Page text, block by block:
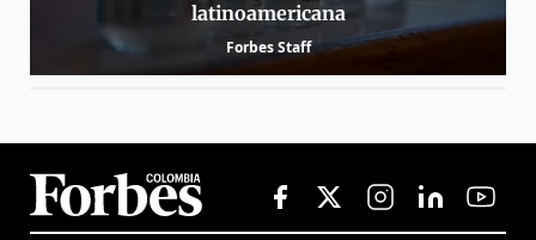
latinoamericana
Forbes Staff